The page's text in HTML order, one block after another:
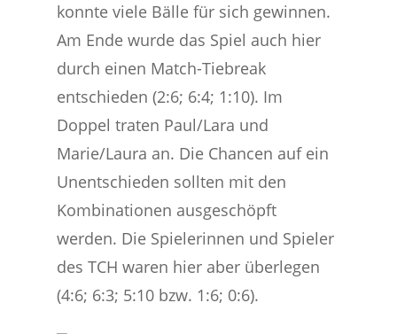
konnte viele Bälle für sich gewinnen.
Am Ende wurde das Spiel auch hier
durch einen Match-Tiebreak
entschieden (2:6; 6:4; 1:10). Im
Doppel traten Paul/Lara und
Marie/Laura an. Die Chancen auf ein
Unentschieden sollten mit den
Kombinationen ausgeschöpft
werden. Die Spielerinnen und Spieler
des TCH waren hier aber überlegen
(4:6; 6:3; 5:10 bzw. 1:6; 0:6).